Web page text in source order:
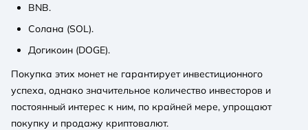
BNB.
Солана (SOL).
Догикоин (DOGE).
Покупка этих монет не гарантирует инвестиционного
успеха, однако значительное количество инвесторов и
постоянный интерес к ним, по крайней мере, упрощают
покупку и продажу криптовалют.